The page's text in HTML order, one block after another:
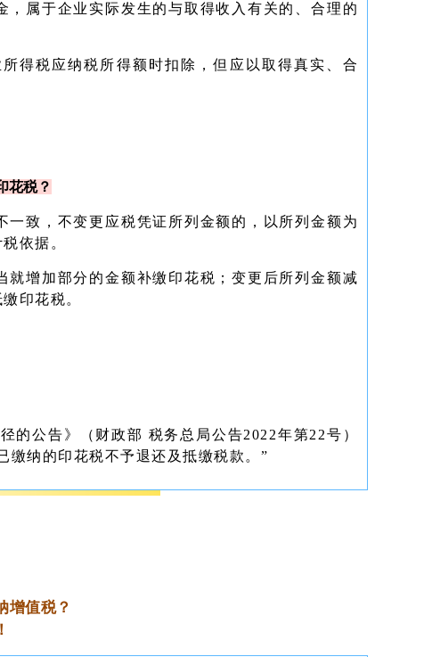
，属于企业实际发生的与取得收入有关的、合理的
得税应纳税所得额时扣除，但应以取得真实、合
花税？
致，不变更应税凭证所列金额的，以所列金额为
依据。
增加部分的金额补缴印花税；变更后所列金额减
印花税。
的公告》（财政部 税务总局公告2022年第22号）
缴纳的印花税不予退还及抵缴税款。”
增值税？